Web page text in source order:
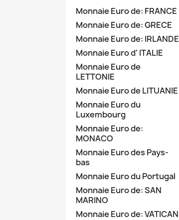
Monnaie Euro de: FRANCE
Monnaie Euro de: GRECE
Monnaie Euro de: IRLANDE
Monnaie Euro d' ITALIE
Monnaie Euro de
LETTONIE
Monnaie Euro de LITUANIE
Monnaie Euro du
Luxembourg
Monnaie Euro de:
MONACO
Monnaie Euro des Pays-
bas
Monnaie Euro du Portugal
Monnaie Euro de: SAN
MARINO
Monnaie Euro de: VATICAN